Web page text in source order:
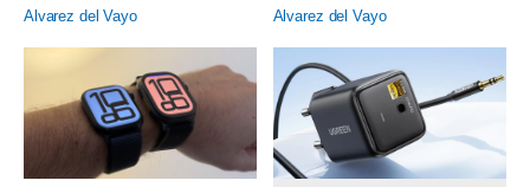
Alvarez del Vayo Alvarez del Vayo